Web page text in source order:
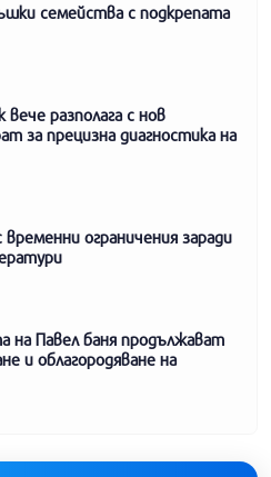
семейства с подкрепата
вече разполага с нов
за прецизна диагностика на
ограничения заради
на Павел баня продължават
и облагородяване на